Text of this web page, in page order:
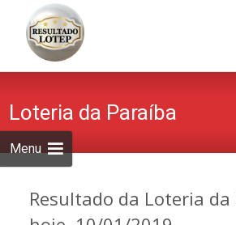
Menu
Loteria da Paraíba
Resultado da Loteria da